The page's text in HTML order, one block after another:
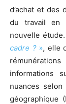
d’achat et des
du travail en
nouvelle
cadre ? », elle
informations
nuances
géographique